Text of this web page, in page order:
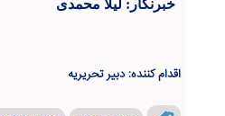
خبرنگار: لیلا محمدی
اقدام کننده: دبیر تحریریه